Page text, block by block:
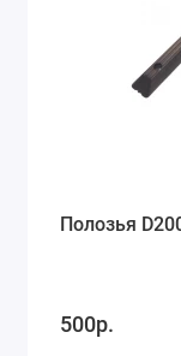
Ремонт обуви
Полозья
500р.